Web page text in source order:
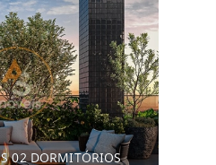
02 DORMITÓRIOS